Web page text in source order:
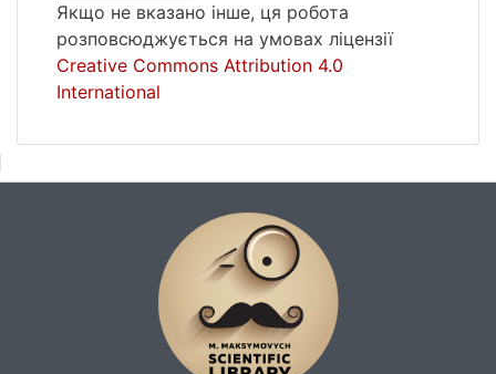
Якщо не вказано інше, ця робота
розповсюджується на умовах ліцензії
Creative Commons Attribution 4.0
International